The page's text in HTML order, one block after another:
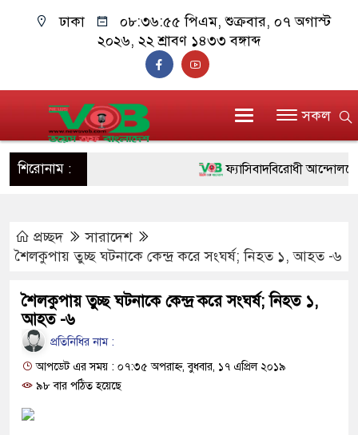
ঢাকা ০৮:৩৬:৫৬ পিএম, শুক্রবার, ০৭ অগাস্ট
২০২৬, ২২ শ্রাবণ ১৪৩৩ বঙ্গাব্দ
সকল
শিরোনাম : ফ্যাসিবাদবিরোধী আন্দোলনে
উদ্ধার
প্রধানমন্ত্রী
প্রচ্ছদ
সারাদেশ
শৈলকুপায় তুচ্ছ ঘটনাকে কেন্দ্র করে সংঘর্ষ; নিহত ১, আহত -৬
শৈলকুপায় তুচ্ছ ঘটনাকে কেন্দ্র করে সংঘর্ষ; নিহত ১,
আহত -৬
প্রতিনিধির নাম :
আপডেট এর সময় : ০৭:৩৫ অপরাহ্ন, বুধবার, ১৭ এপ্রিল ২০১৯
৯৮ বার পঠিত হয়েছে